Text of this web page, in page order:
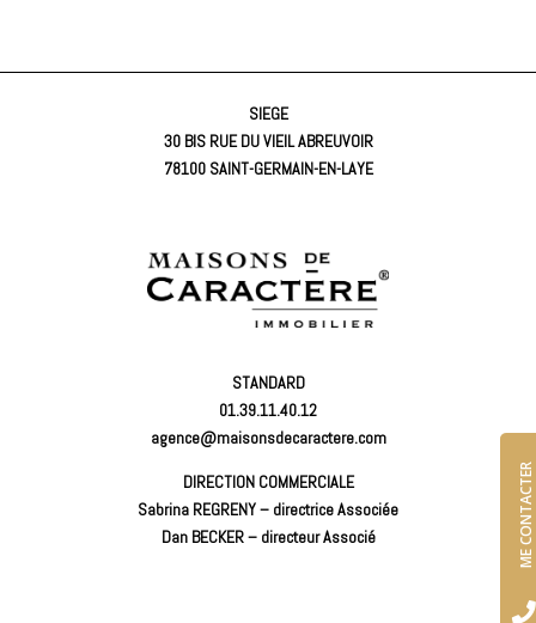
SIEGE
30 BIS RUE DU VIEIL ABREUVOIR
78100 SAINT-GERMAIN-EN-LAYE
STANDARD
01.39.11.40.12
agence@maisonsdecaractere.com
DIRECTION COMMERCIALE
Sabrina REGRENY – directrice Associée
Dan BECKER – directeur Associé

ME CONTACTER